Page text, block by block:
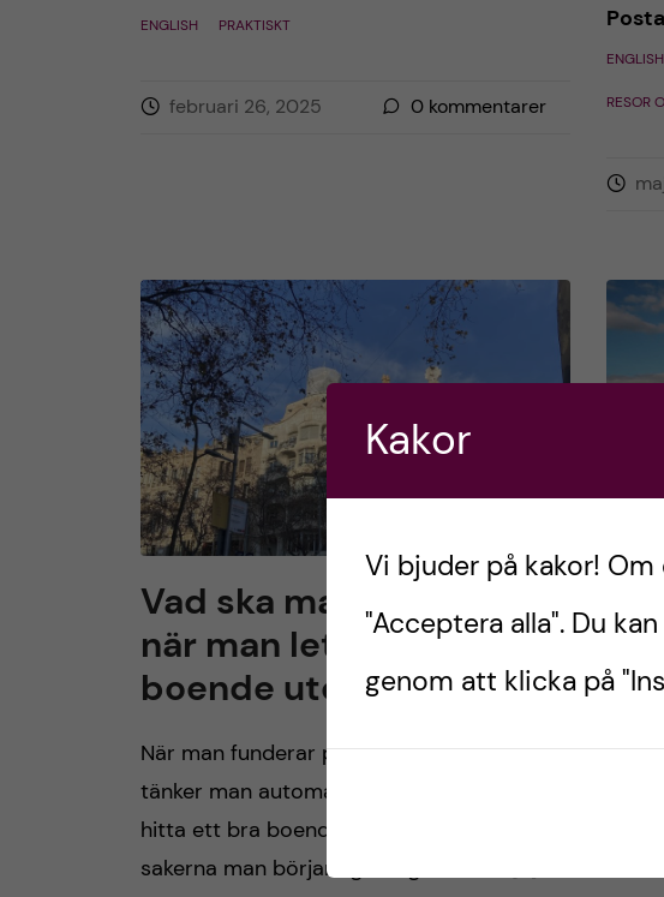
ENGLISH PRAKTISKT
februari 26, 2025 0 kommentarer
ENGLISH
RESOR
Vad ska man tänka på
när man letar efter
boende utomlands?
När man funderar på att åka utomlands, då
tänker man automatiskt på boendet. Att
hitta ett bra boende är en av de viktigaste
sakerna man börjar ägna sig åt innan […]
that
Kakor
Vi bjuder på kakor!
"Acceptera alla". Du
genom att klicka på